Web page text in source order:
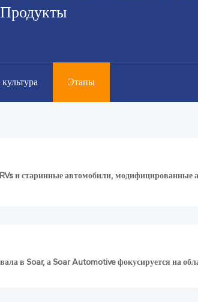
Этапы
и старинные автомобили, модифицированные
в Soar, а Soar Automotive фокусируется на